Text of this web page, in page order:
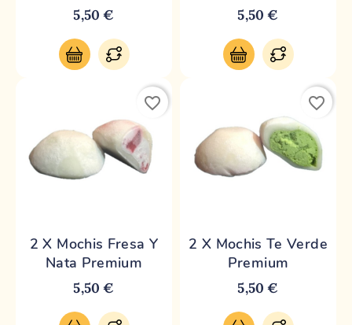
5,50 € 5,50 €
2 X Mochis Fresa Y
Nata Premium
5,50 €
favorite_border
2 X Mochis Te Verde
Premium
5,50 €
favorite_border